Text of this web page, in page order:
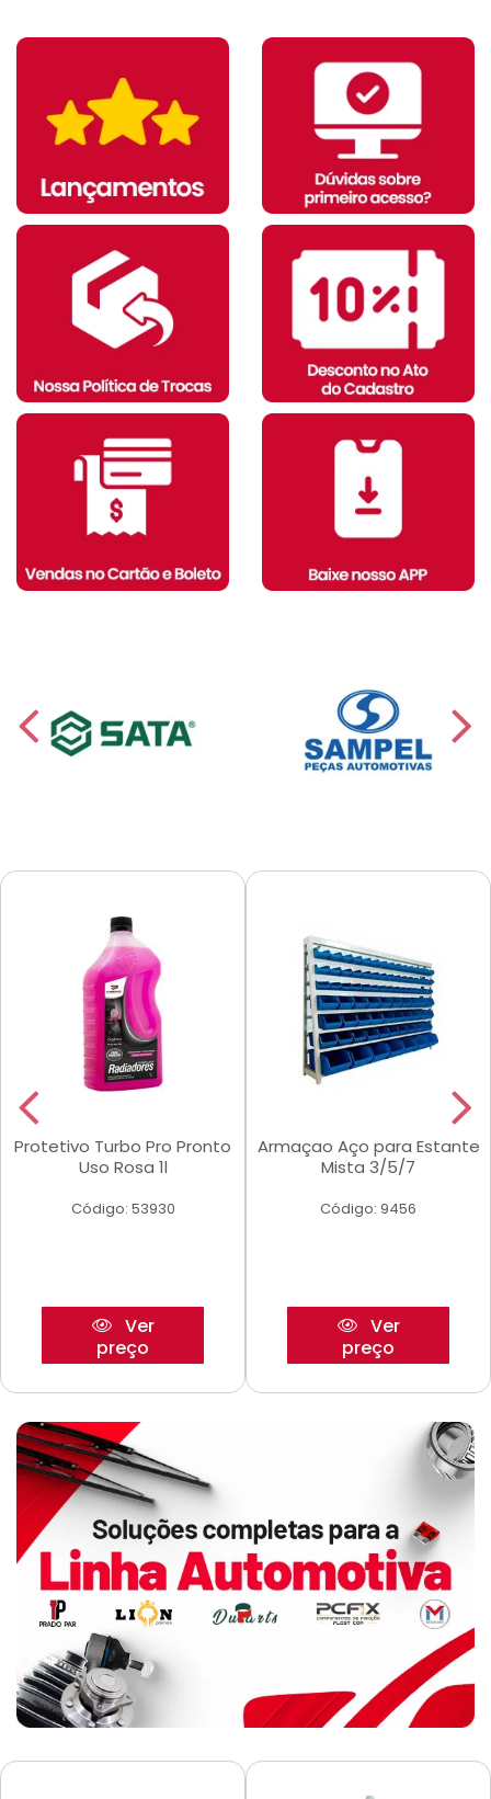
Protetivo Turbo Pro Pronto
Uso Rosa 1l
Código: 53930
Ver
preço
Armaçao Aço para Estante
Mista 3/5/7
Código: 9456
Ver
preço